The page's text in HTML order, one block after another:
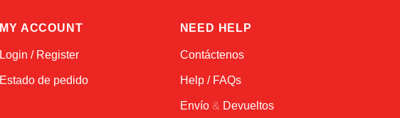
MY ACCOUNT
Login / Register
Estado de pedido
NEED HELP
Contáctenos
Help / FAQs
Envío & Devueltos